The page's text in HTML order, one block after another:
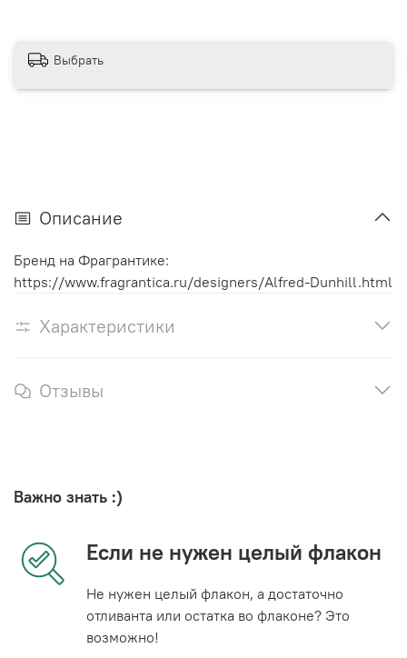
Выбрать
Описание
Бренд на Фрагрантике:
https://www.fragrantica.ru/designers/Alfred-Dunhill.html
Характеристики
Отзывы
Важно знать :)
Если не нужен целый флакон
Не нужен целый флакон, а достаточно
отливанта или остатка во флаконе? Это
возможно!